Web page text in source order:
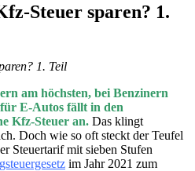
Steuer sparen? 1.
1. Teil
am höchsten, bei Benzinern
E-Autos fällt in den
Kfz-Steuer an. Das klingt
Doch wie so oft steckt der Teufel
Steuertarif mit sieben Stufen
im Jahr 2021 zum